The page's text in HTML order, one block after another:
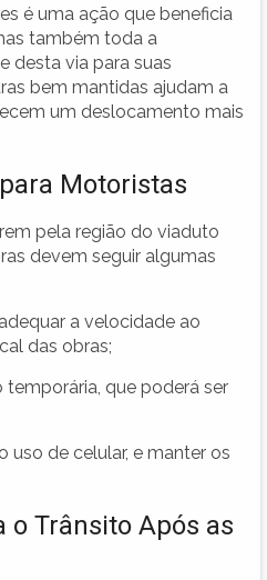
é uma ação que beneficia
também toda a
desta via para suas
bem mantidas ajudam a
um deslocamento mais
Motoristas
pela região do viaduto
devem seguir algumas
a velocidade ao
das obras;
temporária, que poderá ser
uso de celular, e manter os
o Trânsito Após as